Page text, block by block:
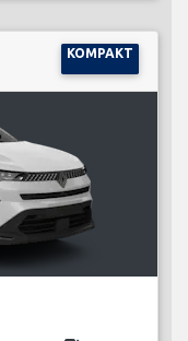
KOMPAKT